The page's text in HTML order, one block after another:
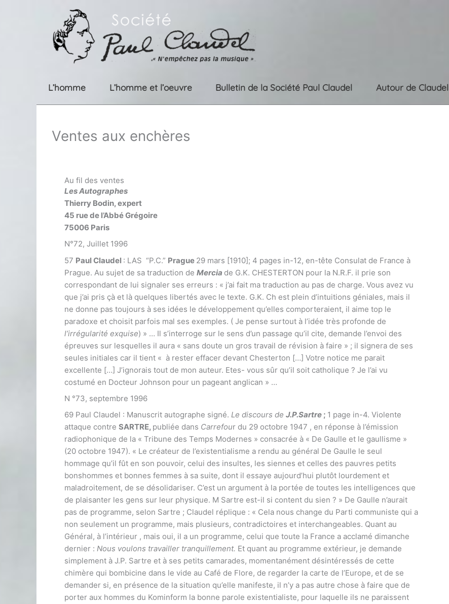
L’homme L’homme et l’oeuvre Bulletin de la Société Paul Claudel Autour de Claudel
Ventes aux enchères
Au fil des ventes
Les Autographes
Thierry Bodin, expert
45 rue de l’Abbé Grégoire
75006 Paris
N°72, Juillet 1996
57 Paul Claudel : LAS “P.C.” Prague 29 mars [1910]; 4 pages in-12, en-tête Consulat de France à
Prague. Au sujet de sa traduction de Mercia de G.K. CHESTERTON pour la N.R.F. il prie son
correspondant de lui signaler ses erreurs : « j’ai fait ma traduction au pas de charge. Vous avez vu
que j’ai pris çà et là quelques libertés avec le texte. G.K. Ch est plein d’intuitions géniales, mais il
ne donne pas toujours à ses idées le développement qu’elles comporteraient, il aime top le
paradoxe et choisit parfois mal ses exemples. ( Je pense surtout à l’idée très profonde de
l’irrégularité exquise) » … Il s’interroge sur le sens d’un passage qu’il cite, demande l’envoi des
épreuves sur lesquelles il aura « sans doute un gros travail de révision à faire » ; il signera de ses
seules initiales car il tient « à rester effacer devant Chesterton […] Votre notice me parait
excellente […] J’ignorais tout de mon auteur. Etes- vous sûr qu’il soit catholique ? Je l’ai vu
costumé en Docteur Johnson pour un pageant anglican » …
N °73, septembre 1996
69 Paul Claudel : Manuscrit autographe signé. Le discours de J.P.Sartre ; 1 page in-4. Violente
attaque contre SARTRE, publiée dans Carrefour du 29 octobre 1947 , en réponse à l’émission
radiophonique de la « Tribune des Temps Modernes » consacrée à « De Gaulle et le gaullisme »
(20 octobre 1947). « Le créateur de l’existentialisme a rendu au général De Gaulle le seul
hommage qu’il fût en son pouvoir, celui des insultes, les siennes et celles des pauvres petits
bonshommes et bonnes femmes à sa suite, dont il essaye aujourd’hui plutôt lourdement et
maladroitement, de se désolidariser. C’est un argument à la portée de toutes les intelligences que
de plaisanter les gens sur leur physique. M Sartre est-il si content du sien ? » De Gaulle n’aurait
pas de programme, selon Sartre ; Claudel réplique : « Cela nous change du Parti communiste qui a
non seulement un programme, mais plusieurs, contradictoires et interchangeables. Quant au
Général, à l’intérieur , mais oui, il a un programme, celui que toute la France a acclamé dimanche
dernier : Nous voulons travailler tranquillement. Et quant au programme extérieur, je demande
simplement à J.P. Sartre et à ses petits camarades, momentanément désintéressés de cette
chimère qui bombicine dans le vide au Café de Flore, de regarder la carte de l’Europe, et de se
demander si, en présence de la situation qu’elle manifeste, il n’y a pas autre chose à faire que de
porter aux hommes du Kominform la bonne parole existentialiste, pour laquelle ils ne paraissent